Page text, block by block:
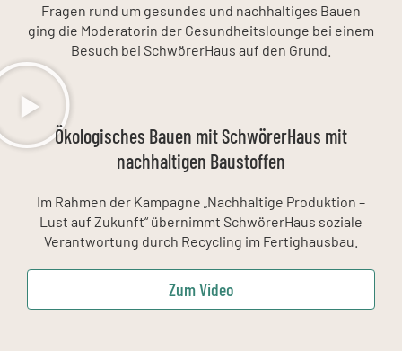
Fragen rund um gesundes und nachhaltiges Bauen
ging die Moderatorin der Gesundheitslounge bei einem
Besuch bei SchwörerHaus auf den Grund.
Ökologisches Bauen mit SchwörerHaus mit
nachhaltigen Baustoffen
Im Rahmen der Kampagne „Nachhaltige Produktion –
Lust auf Zukunft“ übernimmt SchwörerHaus soziale
Verantwortung durch Recycling im Fertighausbau.
Zum Video